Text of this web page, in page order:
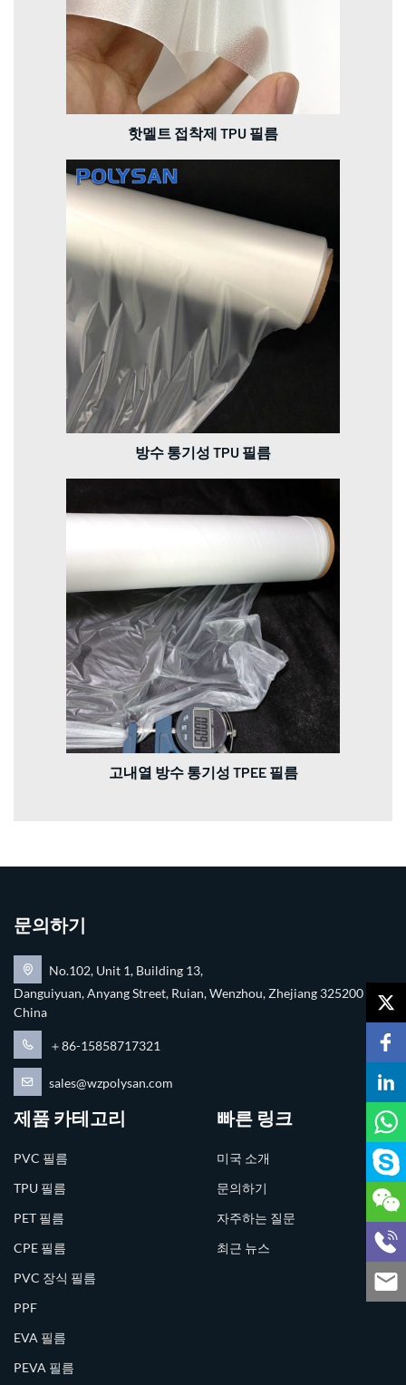
핫멜트 접착제 TPU 필름
방수 통기성 TPU 필름
고내열 방수 통기성 TPEE 필름
문의하기
No.102, Unit 1, Building 13,
Danguiyuan, Anyang Street, Ruian, Wenzhou, Zhejiang 325200
China
＋86-15858717321
sales@wzpolysan.com
제품 카테고리
PVC 필름
TPU 필름
PET 필름
CPE 필름
PVC 장식 필름
PPF
EVA 필름
PEVA 필름
빠른 링크
미국 소개
문의하기
자주하는 질문
최근 뉴스